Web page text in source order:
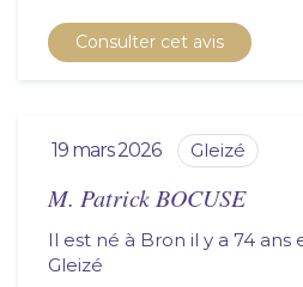
Consulter cet avis
19 mars 2026 gleizé
M. Patrick BOCUSE
Il est né à Bron il y a 74 ans
gleizé